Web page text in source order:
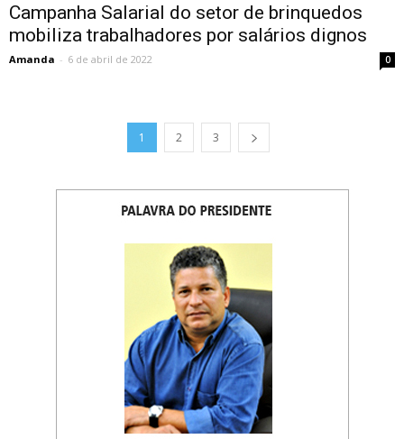
Campanha Salarial do setor de brinquedos
mobiliza trabalhadores por salários dignos
Amanda - 6 de abril de 2022 0
1 2 3